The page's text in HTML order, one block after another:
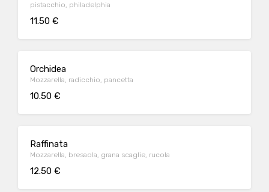
pistacchio, philadelphia
11.50 €
Orchidea
Mozzarella, radicchio, pancetta
10.50 €
Raffinata
Mozzarella, bresaola, grana scaglie, rucola
12.50 €